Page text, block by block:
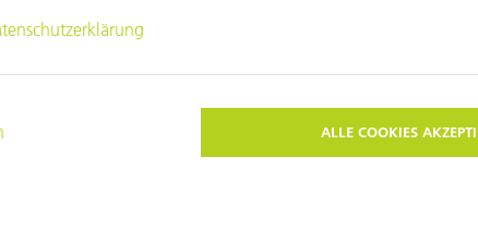
den Videos, wie die TruLaser Center